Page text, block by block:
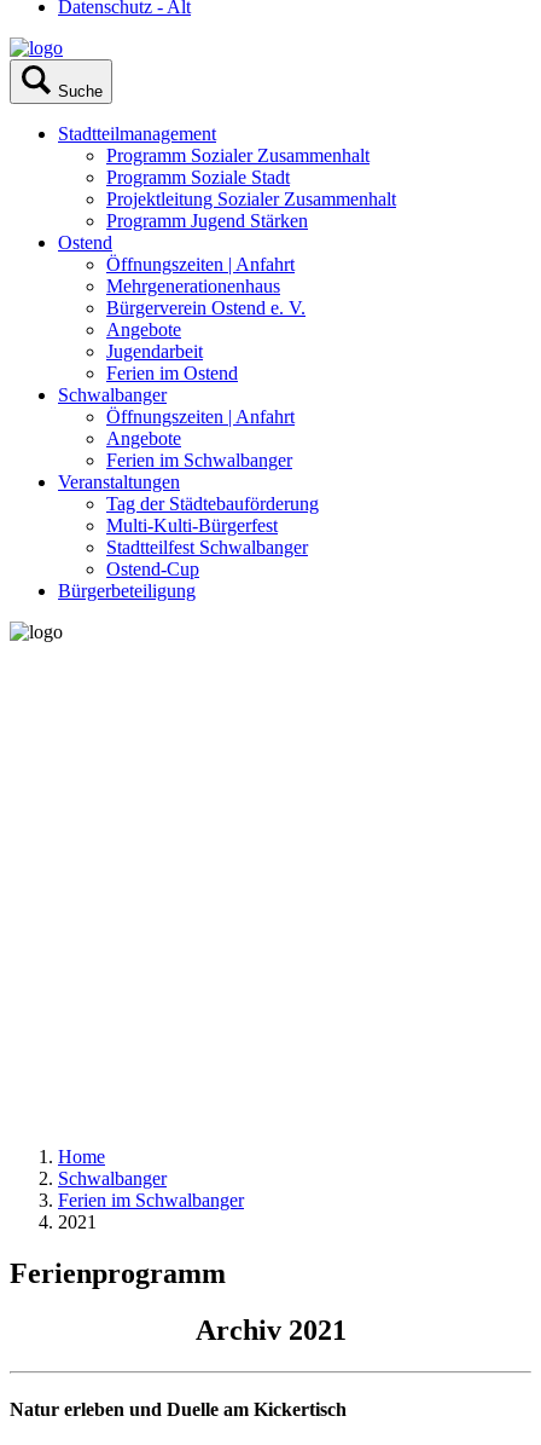
Datenschutz - Alt
Suche
Stadtteilmanagement
Programm Sozialer Zusammenhalt
Programm Soziale Stadt
Projektleitung Sozialer Zusammenhalt
Programm Jugend Stärken
Ostend
Öffnungszeiten | Anfahrt
Mehrgenerationenhaus
Bürgerverein Ostend e. V.
Angebote
Jugendarbeit
Ferien im Ostend
Schwalbanger
Öffnungszeiten | Anfahrt
Angebote
Ferien im Schwalbanger
Veranstaltungen
Tag der Städtebauförderung
Multi-Kulti-Bürgerfest
Stadtteilfest Schwalbanger
Ostend-Cup
Bürgerbeteiligung
Home
Schwalbanger
Ferien im Schwalbanger
2021
Ferienprogramm
Archiv 2021
Natur erleben und Duelle am Kickertisch